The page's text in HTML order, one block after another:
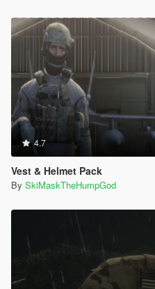
4.7
Vest & Helmet Pack
By SkiMaskTheHumpGod